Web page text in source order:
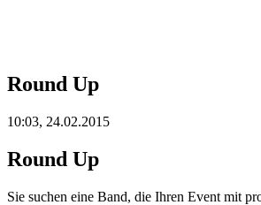
Round Up
10:03, 24.02.2015
Round Up
Sie suchen eine Band, die Ihren Event mit